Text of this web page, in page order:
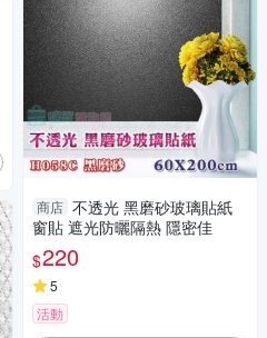
商店 不透光 黑磨砂玻璃貼紙
窗貼 遮光防曬隔熱 隱密佳
$220
5
活動